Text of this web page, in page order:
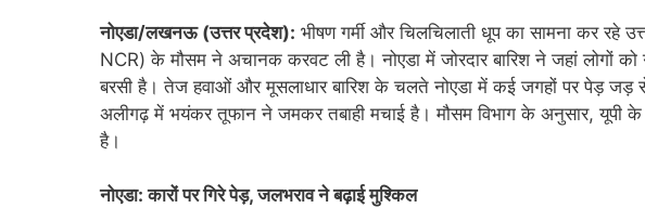
नोएडा/लखनऊ (उत्तर प्रदेश): भीषण गर्मी और चिलचिलाती धूप का सामना कर रहे
NCR) के मौसम ने अचानक करवट ली है। नोएडा में जोरदार बारिश ने जहां लोगों को
बरसी है। तेज हवाओं और मूसलाधार बारिश के चलते नोएडा में कई जगहों पर पेड़ जड़
अलीगढ़ में भयंकर तूफान ने जमकर तबाही मचाई है। मौसम विभाग के अनुसार, यूपी
है।
नोएडा: कारों पर गिरे पेड़, जलभराव ने बढ़ाई मुश्किल